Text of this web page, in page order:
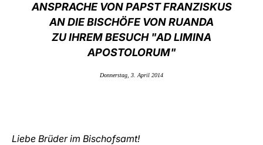
中文
LATINE
ANSPRACHE VON PAPST FRANZISKUS
AN DIE BISCHÖFE VON RUANDA
ZU IHREM BESUCH "AD LIMINA
APOSTOLORUM"
Donnerstag, 3. April 2014
Liebe Brüder im Bischofsamt!